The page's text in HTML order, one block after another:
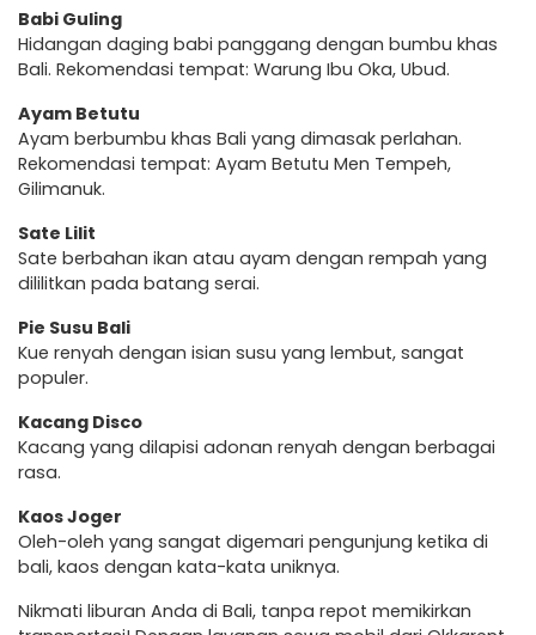
Babi Guling
Hidangan daging babi panggang dengan bumbu khas
Bali. Rekomendasi tempat: Warung Ibu Oka, Ubud.
Ayam Betutu
Ayam berbumbu khas Bali yang dimasak perlahan.
Rekomendasi tempat: Ayam Betutu Men Tempeh,
Gilimanuk.
Sate Lilit
Sate berbahan ikan atau ayam dengan rempah yang
dililitkan pada batang serai.
Pie Susu Bali
Kue renyah dengan isian susu yang lembut, sangat
populer.
Kacang Disco
Kacang yang dilapisi adonan renyah dengan berbagai
rasa.
Kaos Joger
Oleh-oleh yang sangat digemari pengunjung ketika di
bali, kaos dengan kata-kata uniknya.
Nikmati liburan Anda di Bali, tanpa repot memikirkan